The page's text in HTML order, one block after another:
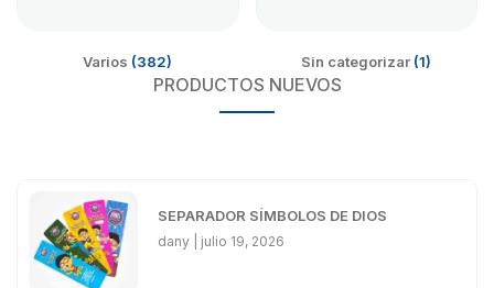
Varios (382) Sin categorizar (1)
PRODUCTOS NUEVOS
SEPARADOR SÍMBOLOS DE DIOS
dany julio 19, 2026